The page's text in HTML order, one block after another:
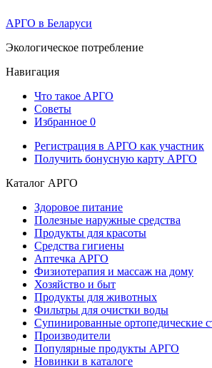
АРГО в Беларуси
Экологическое потребление
Навигация
Что такое АРГО
Советы
Избранное 0
Регистрация в АРГО как участник
Получить бонусную карту АРГО
Каталог АРГО
Здоровое питание
Полезные наружные средства
Продукты для красоты
Средства гигиены
Аптечка АРГО
Физиотерапия и массаж на дому
Хозяйство и быт
Продукты для животных
Фильтры для очистки воды
Супинированные ортопедические
Производители
Популярные продукты АРГО
Новинки в каталоге